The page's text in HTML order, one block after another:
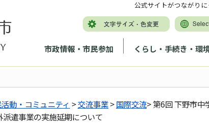
市政情報・市民参加 くらし・手続き・環
公式サイトがつながり
動・コミュニティ >交流事業>国際交流> 第6回 下野市中
遣事業の実施延期について